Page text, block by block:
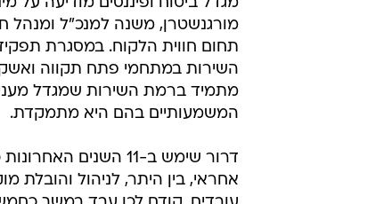
מגדל ביטוח ופיננסים מודיעה